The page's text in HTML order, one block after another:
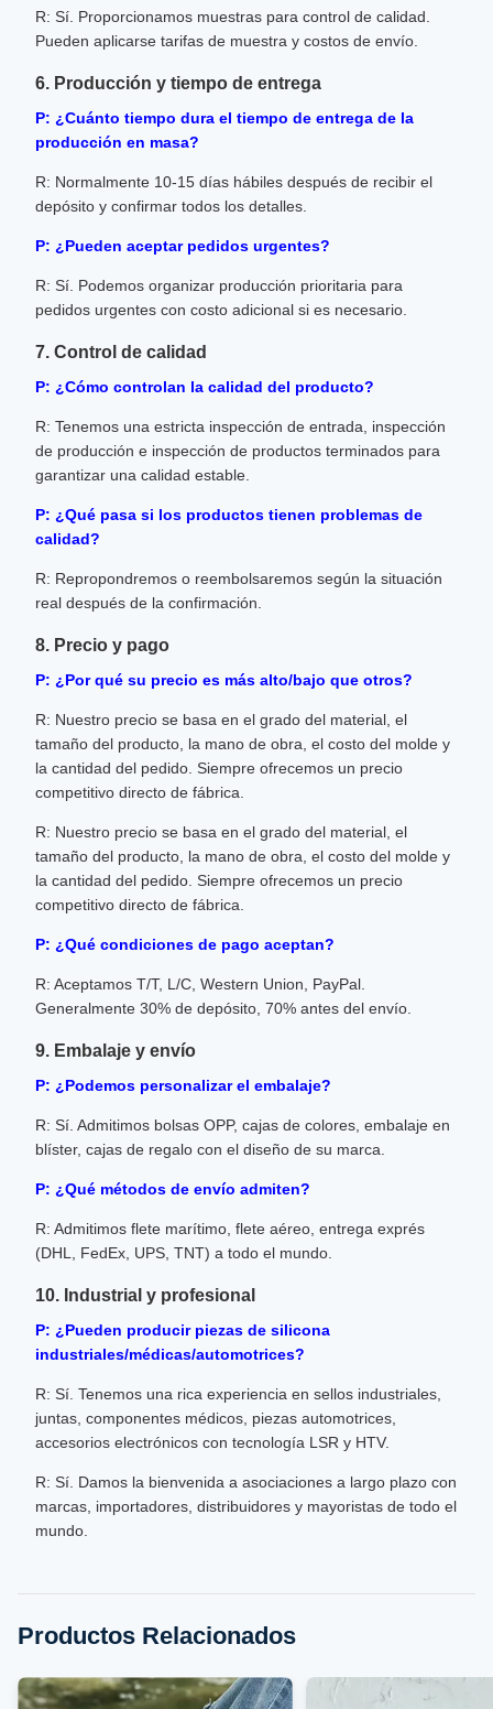
R: Sí. Proporcionamos muestras para control de calidad.
Pueden aplicarse tarifas de muestra y costos de envío.
6. Producción y tiempo de entrega
P: ¿Cuánto tiempo dura el tiempo de entrega de la
producción en masa?
R: Normalmente 10-15 días hábiles después de recibir el
depósito y confirmar todos los detalles.
P: ¿Pueden aceptar pedidos urgentes?
R: Sí. Podemos organizar producción prioritaria para
pedidos urgentes con costo adicional si es necesario.
7. Control de calidad
P: ¿Cómo controlan la calidad del producto?
R: Tenemos una estricta inspección de entrada, inspección
de producción e inspección de productos terminados para
garantizar una calidad estable.
P: ¿Qué pasa si los productos tienen problemas de
calidad?
R: Repropondremos o reembolsaremos según la situación
real después de la confirmación.
8. Precio y pago
P: ¿Por qué su precio es más alto/bajo que otros?
R: Nuestro precio se basa en el grado del material, el
tamaño del producto, la mano de obra, el costo del molde y
la cantidad del pedido. Siempre ofrecemos un precio
competitivo directo de fábrica.
R: Nuestro precio se basa en el grado del material, el
tamaño del producto, la mano de obra, el costo del molde y
la cantidad del pedido. Siempre ofrecemos un precio
competitivo directo de fábrica.
P: ¿Qué condiciones de pago aceptan?
R: Aceptamos T/T, L/C, Western Union, PayPal.
Generalmente 30% de depósito, 70% antes del envío.
9. Embalaje y envío
P: ¿Podemos personalizar el embalaje?
R: Sí. Admitimos bolsas OPP, cajas de colores, embalaje en
blíster, cajas de regalo con el diseño de su marca.
P: ¿Qué métodos de envío admiten?
R: Admitimos flete marítimo, flete aéreo, entrega exprés
(DHL, FedEx, UPS, TNT) a todo el mundo.
10. Industrial y profesional
P: ¿Pueden producir piezas de silicona
industriales/médicas/automotrices?
R: Sí. Tenemos una rica experiencia en sellos industriales,
juntas, componentes médicos, piezas automotrices,
accesorios electrónicos con tecnología LSR y HTV.
R: Sí. Damos la bienvenida a asociaciones a largo plazo con
marcas, importadores, distribuidores y mayoristas de todo el
mundo.
Productos Relacionados